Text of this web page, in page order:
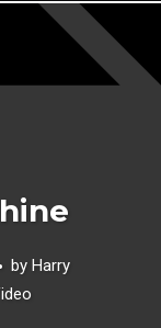
by Harry